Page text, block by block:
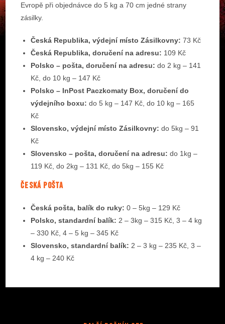
Evropě při objednávce do 5 kg a 70 cm jedné strany
zásilky.
Česká Republika, výdejní místo Zásilkovny: 73 Kč
Česká Republika, doručení na adresu: 109 Kč
Polsko – pošta, doručení na adresu:do 2 kg – 141
Kč, do 10 kg – 147 Kč
Polsko – InPost Paczkomaty Box, doručení do
výdejního boxu:do 5 kg – 147 Kč, do 10 kg – 165
Kč
Slovensko, výdejní místo Zásilkovny: do 5kg – 91
Kč
Slovensko – pošta, doručení na adresu:do 1kg –
119 Kč, do 2kg – 131 Kč, do 5kg – 155 Kč
Česká pošta
Česká pošta, balík do ruky: 0 – 5kg – 129 Kč
Polsko, standardní balík: 2 – 3kg – 315 Kč, 3 – 4 kg
– 330 Kč, 4 – 5 kg – 345 Kč
Slovensko, standardní balík: 2 – 3 kg – 235 Kč, 3 –
4 kg – 240 Kč